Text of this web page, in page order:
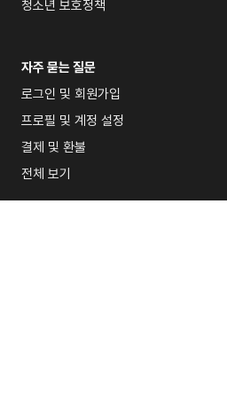
청소년 보호정책
자주 묻는 질문
로그인 및 회원가입
프로필 및 계정 설정
결제 및 환불
전체 보기